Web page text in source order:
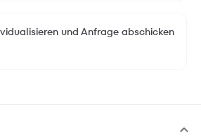
und Anfrage abschicken